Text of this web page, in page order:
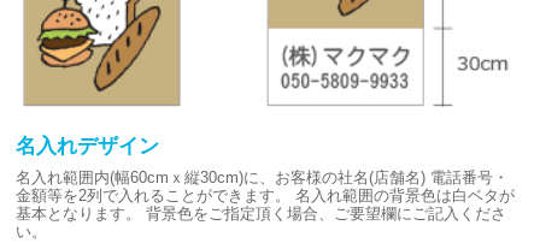
名入れデザイン
名入れ範囲内(幅60cmｘ縦30cm)に、お客様の社名(店舗名) 電話番号・
金額等を2列で入れることができます。
名入れ範囲の背景色は白ベタが
基本となります。
背景色をご指定頂く場合、ご要望欄にご記入くださ
い。